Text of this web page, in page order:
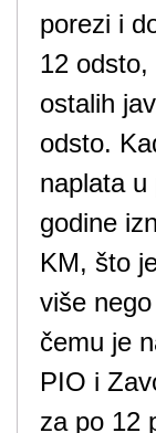
porezi i
12 odsto,
ostalih
odsto.
naplata u
godine
KM, što
više
čemu je
PIO i
za po 12